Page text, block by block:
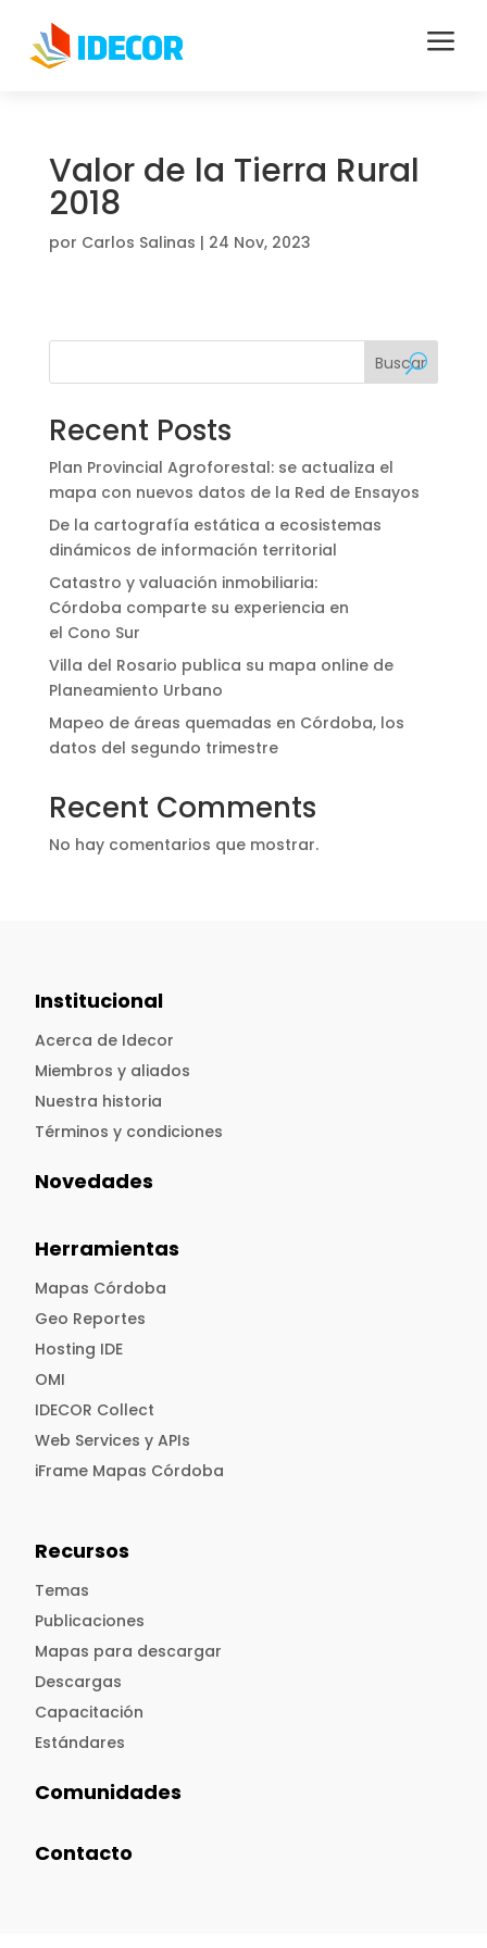
a
Valor de la Tierra Rural
2018
por Carlos Salinas | 24 Nov, 2023
Buscar
Recent Posts
Plan Provincial Agroforestal: se actualiza el
mapa con nuevos datos de la Red de Ensayos
De la cartografía estática a ecosistemas
dinámicos de información territorial
Catastro y valuación inmobiliaria:
Córdoba comparte su experiencia en
el Cono Sur
Villa del Rosario publica su mapa online de
Planeamiento Urbano
Mapeo de áreas quemadas en Córdoba, los
datos del segundo trimestre
Recent Comments
No hay comentarios que mostrar.
Institucional
Acerca de Idecor
Miembros y aliados
Nuestra historia
Términos y condiciones
Novedades
Herramientas
Mapas Córdoba
Geo Reportes
Hosting IDE
OMI
IDECOR Collect
Web Services y APIs
iFrame Mapas Córdoba
Recursos
Temas
Publicaciones
Mapas para descargar
Descargas
Capacitación
Estándares
Comunidades
Contacto